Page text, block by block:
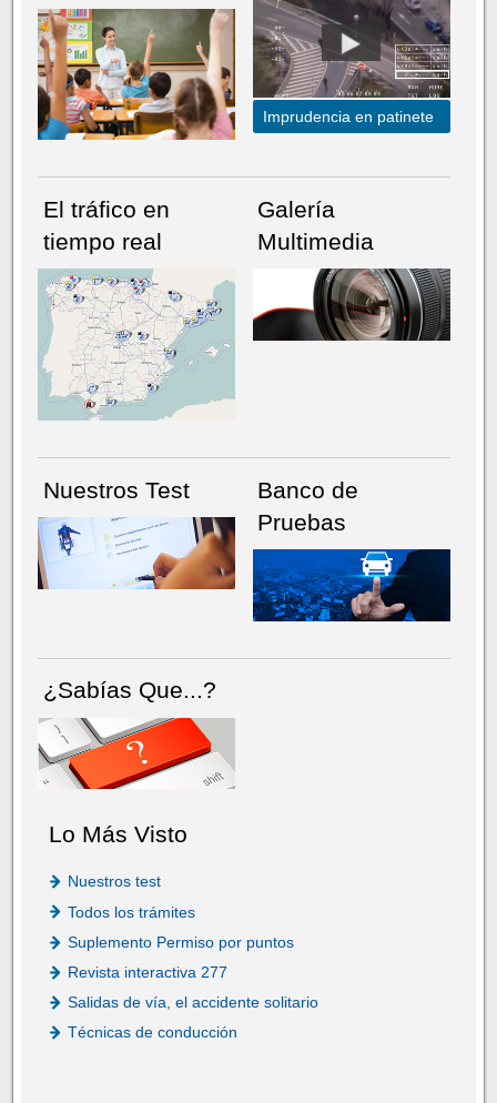
NÚMERO ACTUALHEMEROTECA
Imprudencia en patinete
El tráfico en
tiempo real
Galería
Multimedia
Nuestros Test
Banco de
Pruebas
¿Sabías Que...?
Lo Más Visto
Nuestros test
Todos los trámites
Suplemento Permiso por puntos
Revista interactiva 277
Salidas de vía, el accidente solitario
Técnicas de conducción